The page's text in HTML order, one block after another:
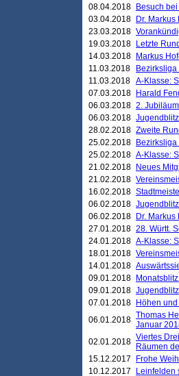
08.04.2018
Besuch
03.04.2018
Dr.
23.03.2018
19.03.2018
Letzte
14.03.2018
Markus
11.03.2018
11.03.2018 A-Klasse:
07.03.2018
Harald
06.03.2018 2.
06.03.2018
28.02.2018 Zweite
25.02.2018
25.02.2018 A-Klasse:
21.02.2018
Neues
21.02.2018
16.02.2018
06.02.2018
06.02.2018
Dr.
27.01.2018 28. Württ.
24.01.2018 A-Klasse:
18.01.2018
14.01.2018
09.01.2018
09.01.2018
07.01.2018
Höhen
06.01.2018 Thomas
Januar
02.01.2018 Viertes
Räumen
15.12.2017
Frohe
10.12.2017
Leinfelden